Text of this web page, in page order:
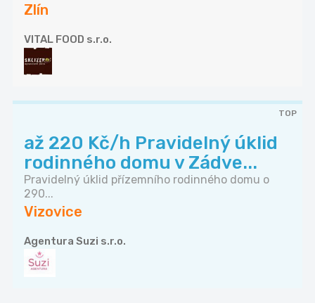
Zlín
VITAL FOOD s.r.o.
TOP
až 220 Kč/h Pravidelný úklid
rodinného domu v Zádve...
Pravidelný úklid přízemního rodinného domu o
290...
Vizovice
Agentura Suzi s.r.o.